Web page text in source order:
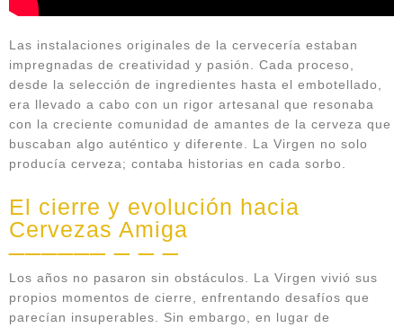
Las instalaciones originales de la cervecería estaban
impregnadas de creatividad y pasión. Cada proceso,
desde la selección de ingredientes hasta el embotellado,
era llevado a cabo con un rigor artesanal que resonaba
con la creciente comunidad de amantes de la cerveza que
buscaban algo auténtico y diferente. La Virgen no solo
producía cerveza; contaba historias en cada sorbo.
El cierre y evolución hacia
Cervezas Amiga
Los años no pasaron sin obstáculos. La Virgen vivió sus
propios momentos de cierre, enfrentando desafíos que
parecían insuperables. Sin embargo, en lugar de